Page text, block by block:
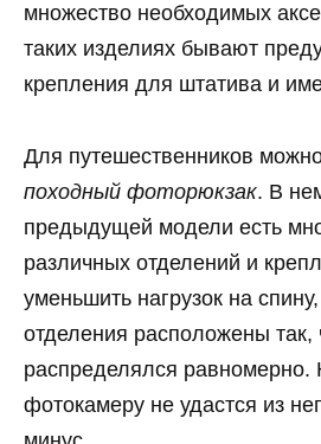
множество необходимых
таких изделиях бывают
крепления для штатива и
Для путешественников
походный фоторюкзак. В
предыдущей модели есть
различных отделений и
уменьшить нагрузок на
отделения расположены так,
распределялся равномерно.
фотокамеру не удастся из